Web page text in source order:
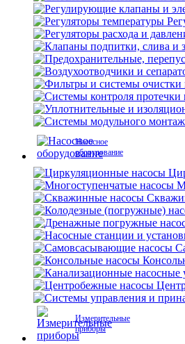
Насосное
оборудование
Измерительные
приборы